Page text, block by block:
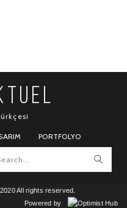
PORTFOLYO
All rights reserved.
Powered by